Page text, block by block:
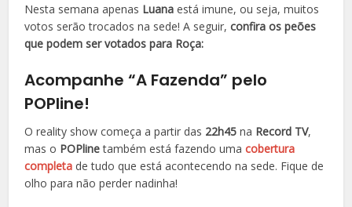
Nesta semana apenas Luanaestá imune, ou seja, muitos
votos serão trocados na sede! A seguir,confira os peões
que podem ser votados para Roça:
Acompanhe “A Fazenda” pelo
POPline!
O reality show começa a partir das 22h45 na Record TV,
mas o POPlinetambém está fazendo umacobertura
completa de tudo que está acontecendo na sede. Fique de
olho para não perder nadinha!